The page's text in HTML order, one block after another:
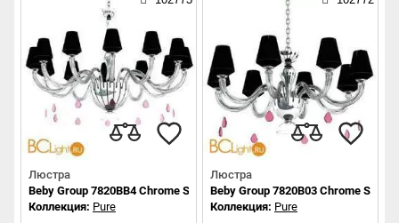
Люстра
Beby Group 7820BB4 Chrome Silver Cortina Black Lilac
Коллекция: Pure
Люстра
Beby Group 7820B03 Chrome Silver
Коллекция: Pure